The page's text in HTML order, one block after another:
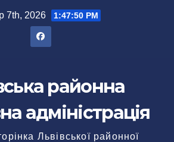
7th, 2026 1:47:50 PM
районна
адміністрація
Львівської районної